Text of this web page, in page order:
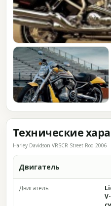
Технические
Harley Davidson VRSCR Street Rod 2006
Двигатель
Двигатель